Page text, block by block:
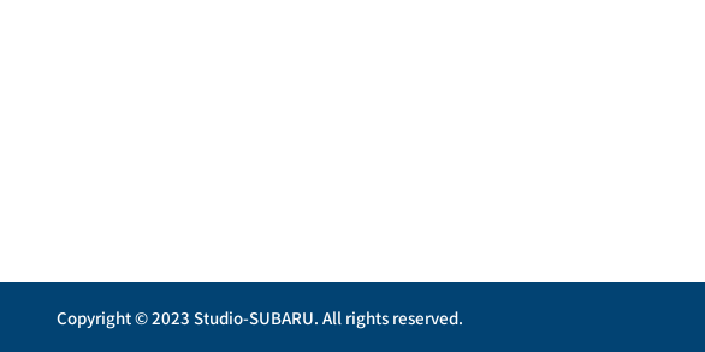
Copyright © 2023 Studio-SUBARU. All rights reserved.